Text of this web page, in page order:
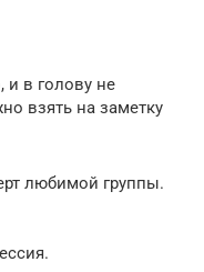
и в голову не
взять на заметку
любимой группы.